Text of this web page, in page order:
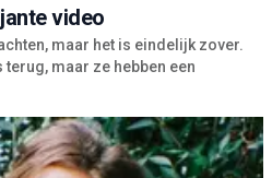
video
maar het is eindelijk zover.
maar ze hebben een